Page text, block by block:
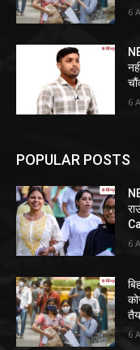
6
6
POPULAR POSTS
6
6